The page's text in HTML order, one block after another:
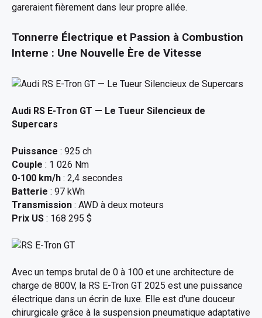
gareraient fièrement dans leur propre allée.
Tonnerre Électrique et Passion à Combustion
Interne : Une Nouvelle Ère de Vitesse
Audi RS E-Tron GT — Le Tueur Silencieux de
Supercars
Puissance : 925 ch
Couple : 1 026 Nm
0-100 km/h : 2,4 secondes
Batterie : 97 kWh
Transmission : AWD à deux moteurs
Prix US : 168 295 $
Avec un temps brutal de 0 à 100 et une architecture de
charge de 800V, la RS E-Tron GT 2025 est une puissance
électrique dans un écrin de luxe. Elle est d'une douceur
chirurgicale grâce à la suspension pneumatique adaptative